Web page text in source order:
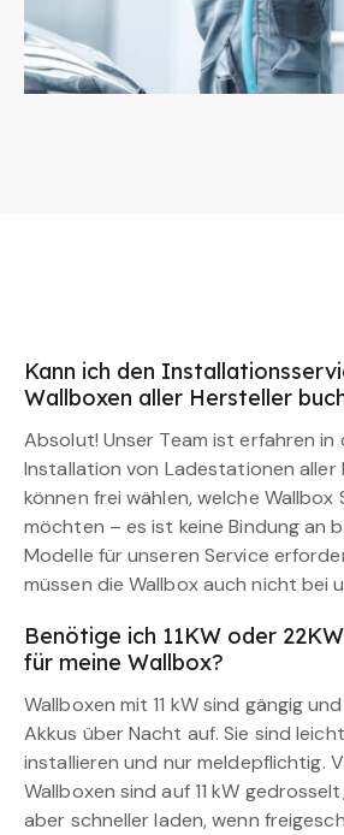
Kann ich den
Wallboxen aller Hersteller
Absolut! Unser Team ist erfahren in
Installation von Ladestationen aller
können frei wählen, welche Wallbox
möchten – es ist keine Bindung an
Modelle für unseren Service
müssen die Wallbox auch nicht bei
Benötige ich 11KW oder
für meine Wallbox?
Wallboxen mit 11 kW sind gängig
Akkus über Nacht auf. Sie sind
installieren und nur meldepflichtig.
Wallboxen sind auf 11 kW
aber schneller laden, wenn